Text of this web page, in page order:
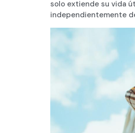
solo extiende su vida
independientemente